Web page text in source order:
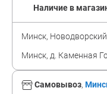
Самовывоз,
Наличие в
Минск,
Минск, д. Каменная